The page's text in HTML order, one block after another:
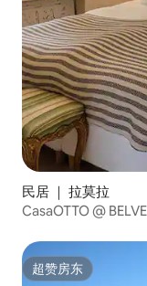
民居 ｜ 拉莫拉
CasaOTTO @
超赞房东
超赞房东